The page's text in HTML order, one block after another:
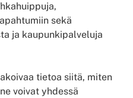
sekä
ja kaupunkipalveluja
tietoa siitä, miten
voivat yhdessä